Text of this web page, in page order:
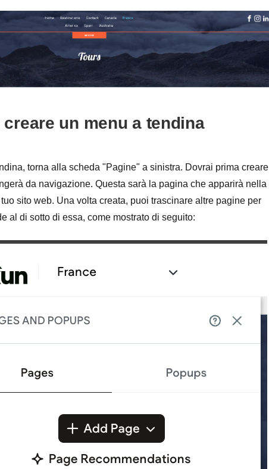
un menu a tendina
torna alla scheda "Pagine" a sinistra. Dovrai prima creare
da navigazione. Questa sarà la pagina che apparirà nella
sito web. Una volta creata, puoi trascinare altre pagine per
al di sotto di essa, come mostrato di seguito: